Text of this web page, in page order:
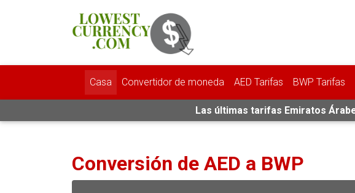
Casa Convertidor de moneda AED Tarifas BWP Tarifas
Las últimas tarifas Emiratos
Conversión de AED a BWP